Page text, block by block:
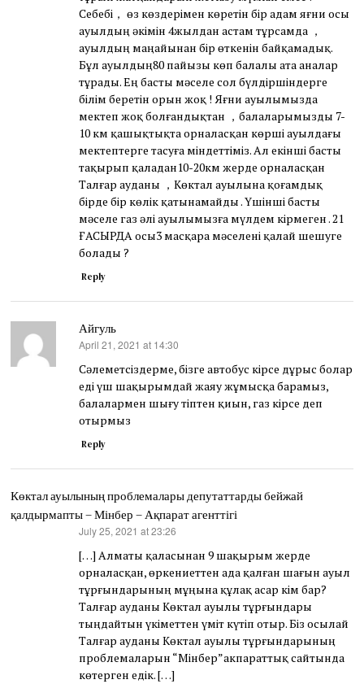
Себебі， өз көздерімен көретін бір адам яғни осы
ауылдың әкімін 4жылдан астам тұрсамда ，
ауылдың маңайынан бір өткенін байқамадық.
Бұл ауылдың80 пайызы көп балалы ата аналар
тұрады. Ең басты мәселе сол бүлдіршіндерге
білім беретін орын жоқ ! Яғни ауылымызда
мектеп жоқ болғандықтан ，балаларымызды 7-
10 км қашықтықта орналасқан көрші ауылдағы
мектептерге тасуға міндеттіміз. Ал екінші басты
тақырып қаладан10-20км жерде орналасқан
Талғар ауданы ，Көктал ауылына қоғамдық
бірде бір көлік қатынамайды . Үшінші басты
мәселе газ әлі ауылымызға мүлдем кірмеген . 21
ҒАСЫРДА осы3 масқара мәселені қалай шешуге
болады ?
Reply
Айгуль
says:
April 21, 2021 at 14:30
Сәлеметсіздерме, бізге автобус кірсе дұрыс болар
еді үш шақырымдай жаяу жұмысқа барамыз,
балалармен шығу тіптен қиын, газ кірсе деп
отырмыз
Reply
Көктал ауылының проблемалары депутаттарды бейжай
қалдырмапты – Мінбер – Ақпарат агенттігі
July 25, 2021 at 23:26
[…] Алматы қаласынан 9 шақырым жерде
орналасқан, өркениеттен ада қалған шағын ауыл
тұрғындарының мұңына құлақ асар кім бар?
Талғар ауданы Көктал ауылы тұрғындары
тыңдайтын үкіметтен үміт күтіп отыр. Біз осылай
Талғар ауданы Көктал ауылы тұрғындарының
проблемаларын “Мінбер”акпараттық сайтында
көтерген едік. […]